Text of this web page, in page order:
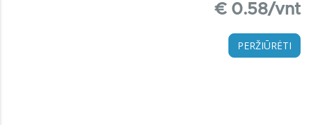
€ 0.58/vnt
PERŽIŪRĖTI